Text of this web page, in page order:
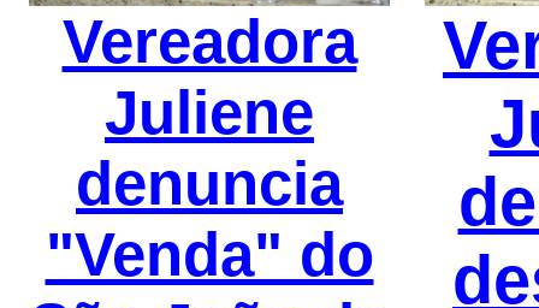
Vereadora
Juliene
denuncia
"Venda" do